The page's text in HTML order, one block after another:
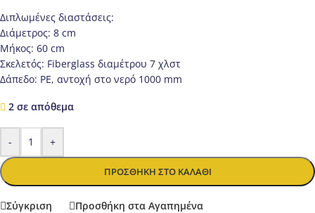
Διπλωμένες διαστάσεις:
Διάμετρος: 8 cm
Μήκος: 60 cm
Σκελετός: Fiberglass διαμέτρου 7 χλστ
Δάπεδο: PE, αντοχή στο νερό 1000 mm
2 σε απόθεμα
- +
ΠΡΟΣΘΉΚΗ ΣΤΟ ΚΑΛΆΘΙ
Σύγκριση Προσθήκη στα Αγαπημένα